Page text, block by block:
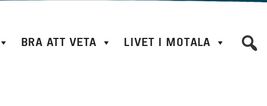
BRA ATT VETA LIVET I MOTALA